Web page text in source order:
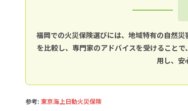
福岡での火災保険選びには、地域特有の自然
を比較し、専門家のアドバイスを受けること
用し、安
参考: 東京海上日動火災保険